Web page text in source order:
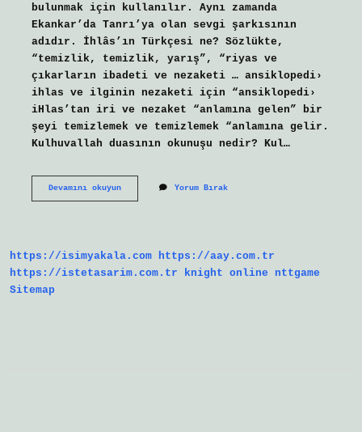
bulunmak için kullanılır. Aynı zamanda
Ekankar’da Tanrı’ya olan sevgi şarkısının
adıdır. İhlâs’ın Türkçesi ne? Sözlükte,
“temizlik, temizlik, yarış”, “riyas ve
çıkarların ibadeti ve nezaketi … ansiklopedi›
ihlas ve ilginin nezaketi için “ansiklopedi›
iHlas’tan iri ve nezaket “anlamına gelen” bir
şeyi temizlemek ve temizlemek “anlamına gelir.
Kulhuvallah duasının okunuşu nedir? Kul…
Devamını okuyunKul
Yorum Bırak
https://isimyakala.com https://aay.com.tr
https://istetasarim.com.tr
knight online
nttgame
Sitemap